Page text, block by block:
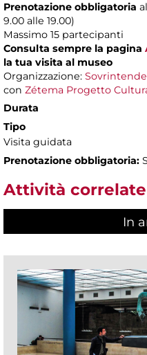
Prenotazione obbligatoria
9.00 alle 19.00)
Massimo 15 partecipanti
Consulta sempre la pagina
la tua visita al museo
Organizzazione:
con Zétema Progetto
Durata
Tipo
Visita guidata
Prenotazione obbligatoria:
Attività correlate
In